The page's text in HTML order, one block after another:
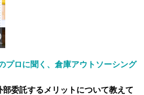
ロに聞く、倉庫アウトソーシング
委託するメリットについて教えて